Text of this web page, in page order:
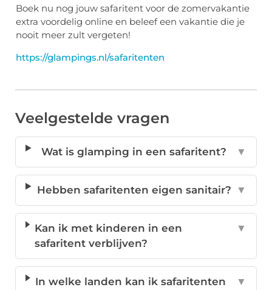
Boek nu nog jouw safaritent voor de zomervakantie
extra voordelig online en beleef een vakantie die je
nooit meer zult vergeten!
https://glampings.nl/safaritenten
Veelgestelde vragen
Wat is glamping in een safaritent? ▼
Hebben safaritenten eigen sanitair? ▼
Kan ik met kinderen in een
safaritent verblijven?
▼
In welke landen kan ik safaritenten
▼